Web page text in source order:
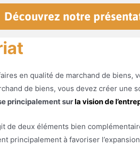
Découvrez notre
en qualité de marchand de biens,
de biens, vous devez créer une
principalement surla vision de
de deux éléments bien
principalement à favoriser